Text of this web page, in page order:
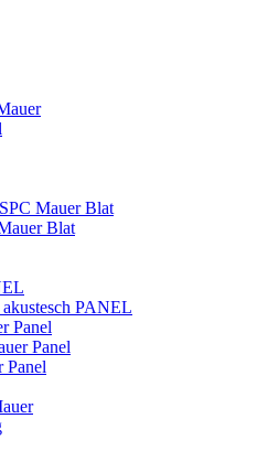
Mauer Blat
Blat
PANEL
Panel
Panel
Panel